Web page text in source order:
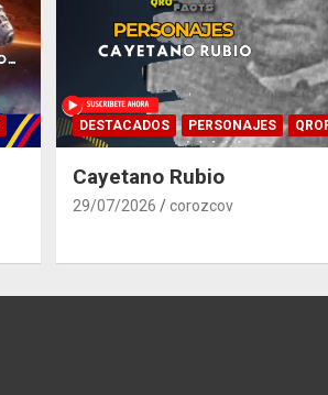
DESTACADOS PERSONAJES
Cayetano Rubio
29/07/2026 corozcov